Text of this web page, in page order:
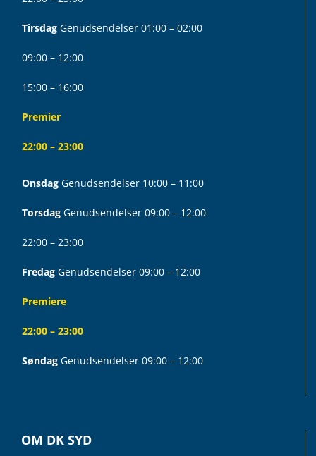
Tirsdag Genudsendelser 01:00 – 02:00
09:00 – 12:00
15:00 – 16:00
Premier
22:00 – 23:00
Onsdag Genudsendelser 10:00 – 11:00
Torsdag Genudsendelser 09:00 – 12:00
22:00 – 23:00
Fredag Genudsendelser 09:00 – 12:00
Premiere
22:00 – 23:00
Søndag Genudsendelser 09:00 – 12:00
OM DK SYD